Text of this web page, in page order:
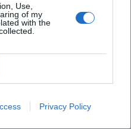
Use,
of my
with the
Privacy Policy
eines bedeutenden
zugleich ein Stück
bewahrt. Dass
und auf eine
zeigt, wie tief die
überlagern.
140-000-euro-
Ebermannsdorf?
Ebermannsdorf